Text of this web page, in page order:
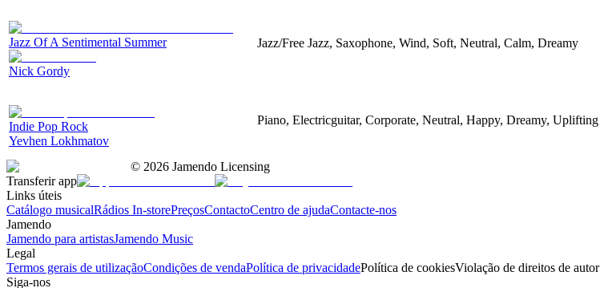
Jazz Of A Sentimental Summer
Nick Gordy
Jazz/Free Jazz, Saxophone, Wind, Soft, Neutral, Calm, Dreamy
Indie Pop Rock
Yevhen Lokhmatov
Piano, Electricguitar, Corporate, Neutral, Happy, Dreamy, Uplifting
© 2026 Jamendo Licensing
Transferir app
Links úteis
Catálogo musicalRádios In-storePreçosContactoCentro de ajudaContacte-nos
Jamendo
Jamendo para artistasJamendo Music
Legal
Termos gerais de utilizaçãoCondições de vendaPolítica de privacidadePolítica de cookiesViolação de direitos de autor
Siga-nos